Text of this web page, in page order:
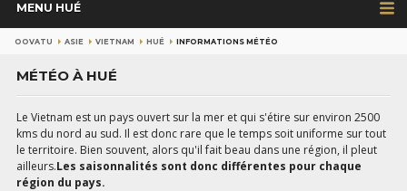
MENU HUÉ
OOVATU ASIE VIETNAM HUÉ INFORMATIONS MÉTÉO
MÉTÉO À HUÉ
Le Vietnam est un pays ouvert sur la mer et qui s'étire sur environ 2500
kms du nord au sud. Il est donc rare que le temps soit uniforme sur tout
le territoire. Bien souvent, alors qu'il fait beau dans une région, il pleut
ailleurs.Les saisonnalités sont donc différentes pour chaque
région du pays.